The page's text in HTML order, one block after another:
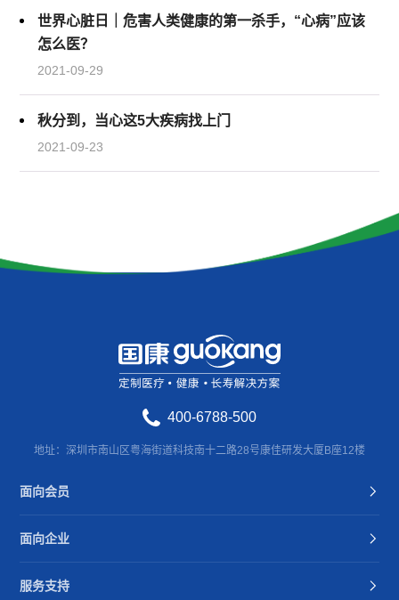
世界心脏日｜危害人类健康的第一杀手，“心病”应该
怎么医？
2021-09-29
秋分到，当心这5大疾病找上门
2021-09-23
400-6788-500
地址：深圳市南山区粤海街道科技南十二路28号康佳研发大厦B座12楼
面向会员
面向企业
服务支持